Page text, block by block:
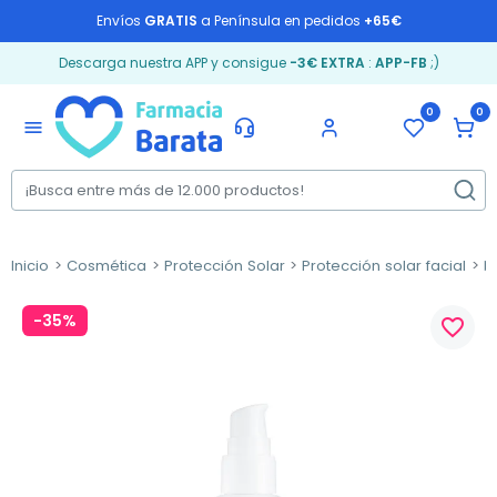
Envíos GRATIS a Península en pedidos +65€
Descarga nuestra APP y consigue -3€ EXTRA: APP-FB ;)
menu
0 0
Inicio Cosmética Protección Solar Protección solar facial
-35% favorite_border